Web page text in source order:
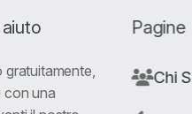
con una
Pagine
Chi